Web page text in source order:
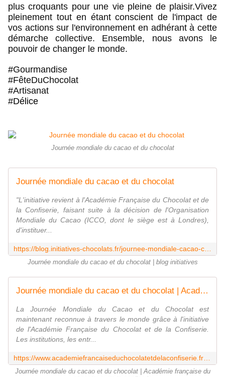
plus croquants pour une vie pleine de plaisir.Vivez
pleinement tout en étant conscient de l'impact de
vos actions sur l'environnement en adhérant à cette
démarche collective. Ensemble, nous avons le
pouvoir de changer le monde.
#Gourmandise
#FêteDuChocolat
#Artisanat
#Délice
Journée mondiale du cacao et du chocolat
Journée mondiale du cacao et du chocolat
"L'initiative revient à l'Académie Française du Chocolat et de
la Confiserie, faisant suite à la décision de l'Organisation
Mondiale du Cacao (ICCO, dont le siège est à Londres),
d'instituer...
Journée mondiale du cacao et du chocolat | blog initiatives
Journée mondiale du cacao et du chocolat | Académie française du chocolat et de la confiserie
La Journée Mondiale du Cacao et du Chocolat est
maintenant reconnue à travers le monde grâce à l'initiative
de l'Académie Française du Chocolat et de la Confiserie.
Les institutions, les entr...
Journée mondiale du cacao et du chocolat | Académie française du